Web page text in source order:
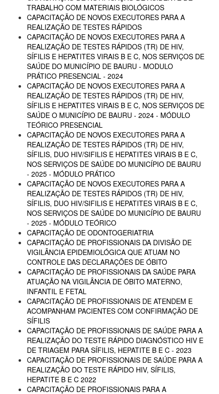
TRABALHO COM MATERIAIS BIOLÓGICOS
CAPACITAÇÃO DE NOVOS EXECUTORES PARA A
REALIZAÇÃO DE TESTES RÁPIDOS
CAPACITAÇÃO DE NOVOS EXECUTORES PARA A
REALIZAÇÃO DE TESTES RÁPIDOS (TR) DE HIV,
SÍFILIS E HEPATITES VIRAIS B E C, NOS SERVIÇOS DE
SAÚDE DO MUNICÍPIO DE BAURU - MODULO
PRÁTICO PRESENCIAL - 2024
CAPACITAÇÃO DE NOVOS EXECUTORES PARA A
REALIZAÇÃO DE TESTES RÁPIDOS (TR) DE HIV,
SÍFILIS E HEPATITES VIRAIS B E C, NOS SERVIÇOS DE
SAÚDE O MUNICÍPIO DE BAURU - 2024 - MÓDULO
TEÓRICO PRESENCIAL
CAPACITAÇÃO DE NOVOS EXECUTORES PARA A
REALIZAÇÃO DE TESTES RÁPIDOS (TR) DE HIV,
SÍFILIS, DUO HIV/SIFILIS E HEPATITES VIRAIS B E C,
NOS SERVIÇOS DE SAÚDE DO MUNICÍPIO DE BAURU
- 2025 - MÓDULO PRÁTICO
CAPACITAÇÃO DE NOVOS EXECUTORES PARA A
REALIZAÇÃO DE TESTES RÁPIDOS (TR) DE HIV,
SÍFILIS, DUO HIV/SIFILIS E HEPATITES VIRAIS B E C,
NOS SERVIÇOS DE SAÚDE DO MUNICÍPIO DE BAURU
- 2025 - MÓDULO TEÓRICO
CAPACITAÇÃO DE ODONTOGERIATRIA
CAPACITAÇÃO DE PROFISSIONAIS DA DIVISÃO DE
VIGILÂNCIA EPIDEMIOLÓGICA QUE ATUAM NO
CONTROLE DAS DECLARAÇÕES DE ÓBITO
CAPACITAÇÃO DE PROFISSIONAIS DA SAÚDE PARA
ATUAÇÃO NA VIGILÂNCIA DE ÓBITO MATERNO,
INFANTIL E FETAL
CAPACITAÇÃO DE PROFISSIONAIS DE ATENDEM E
ACOMPANHAM PACIENTES COM CONFIRMAÇÃO DE
SÍFILIS
CAPACITAÇÃO DE PROFISSIONAIS DE SAÚDE PARA A
REALIZAÇÃO DO TESTE RÁPIDO DIAGNÓSTICO HIV E
DE TRIAGEM PARA SÍFILIS, HEPATITE B E C - 2023
CAPACITAÇÃO DE PROFISSIONAIS DE SAÚDE PARA A
REALIZAÇÃO DO TESTE RÁPIDO HIV, SÍFILIS,
HEPATITE B E C 2022
CAPACITAÇÃO DE PROFISSIONAIS PARA A